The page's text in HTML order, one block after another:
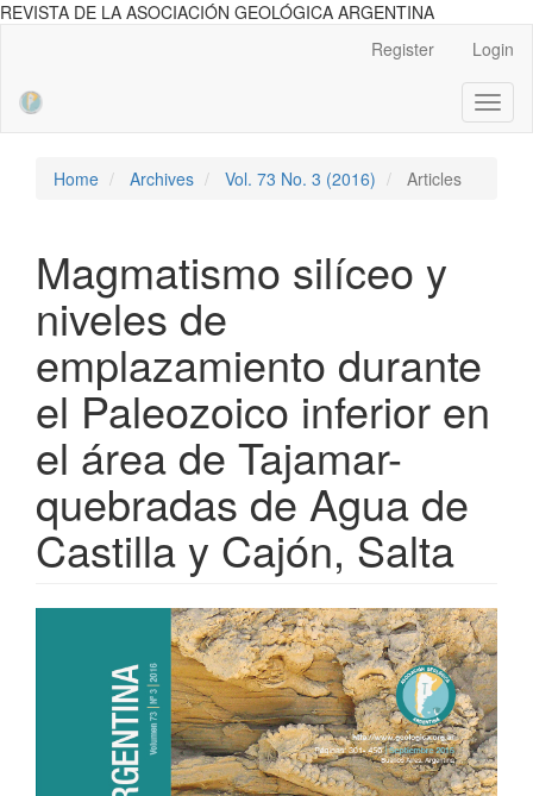
REVISTA DE LA ASOCIACIÓN GEOLÓGICA ARGENTINA
Sidebar
Register Login
Home Archives Vol. 73 No. 3 (2016) Articles
Magmatismo silíceo y
niveles de
emplazamiento durante
el Paleozoico inferior en
el área de Tajamar-
quebradas de Agua de
Castilla y Cajón, Salta
Sidebar